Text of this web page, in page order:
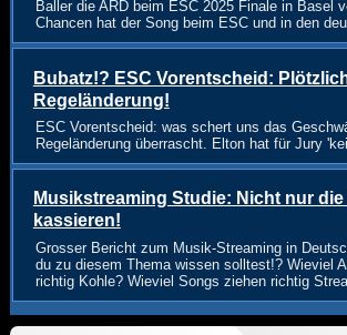
Baller die ARD beim ESC 2025 Finale in Basel
Chancen hat der Song beim ESC und in den
Bubatz!? ESC Vorentscheid:
Regeländerung!
ESC Vorentscheid: was schert uns das
Regeländerung überrascht. Elton hat für Jury
Musikstreaming Studie: Nicht nur
kassieren!
Grosser Bericht zum Musik-Streaming in
du zu diesem Thema wissen solltest!? Wieviel
richtig Kohle? Wieviel Songs ziehen richtig